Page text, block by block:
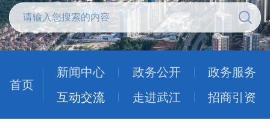
首页
新闻中心 政务公开
政务服务
互动交流
走进武江 招商引资